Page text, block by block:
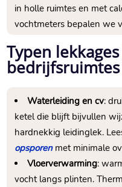
in holle ruimtes en met
vochtmeters bepalen we
Typen
Waterleiding en cv:
ketel die blijft bijvullen
hardnekkig leidinglek.​
opsporenmet minimale
Vloerverwarming:
vocht langs plinten.​